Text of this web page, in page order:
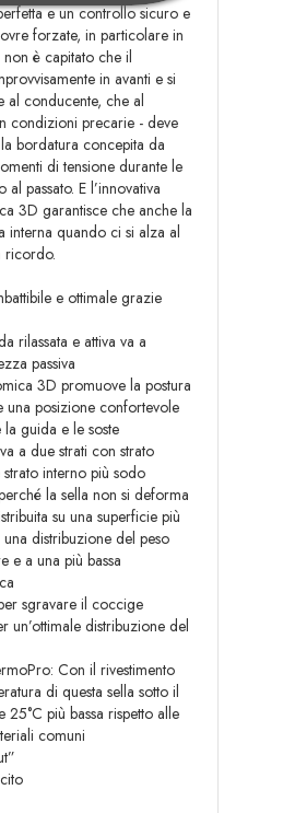
e un controllo sicuro e
forzate, in particolare in
è capitato che il
in avanti e si
al conducente, che al
condizioni precarie - deve
bordatura concepita da
di tensione durante le
passato. E l’innovativa
3D garantisce che anche la
interna quando ci si alza al
ricordo.
e ottimale grazie
rilassata e attiva va a
passiva
3D promuove la postura
una posizione confortevole
guida e le soste
a due strati con strato
interno più sodo
la sella non si deforma
su una superficie più
distribuzione del peso
e a una più bassa
sgravare il coccige
un’ottimale distribuzione del
Con il rivestimento
di questa sella sotto il
25°C più bassa rispetto alle
comuni